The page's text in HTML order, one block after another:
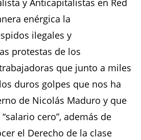
y Anticapitalistas en Red
enérgica la
ilegales y
protestas de los
que junto a miles
duros golpes que nos ha
de Nicolás Maduro y que
cero”, además de
el Derecho de la clase